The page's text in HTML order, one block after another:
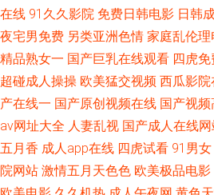
草草网 国产视频25页 久久草大香蕉 欧亚影院
干 成人五月花 韩国成人A级av 欧无不卡 五
产 久久激五视频网站 日韩小电影院1区 91导
精品3d动漫一区 日韩激情色图 亚洲啪在线
在线 91久久影院 免费日韩电影 日韩
夜宅男免费 另类亚洲色情 家庭乱伦理
精品熟女一 国产巨乳在线观看 四虎免
超碰成人操操 欧美猛交视频 西瓜影
产在线一 国产原创视频在线 国产视频
av网址大全 人妻乱视 国产成人在线
五月香 成人app在线 四虎试看 91男女
院网站 激情五月天色色 欧美极品电影